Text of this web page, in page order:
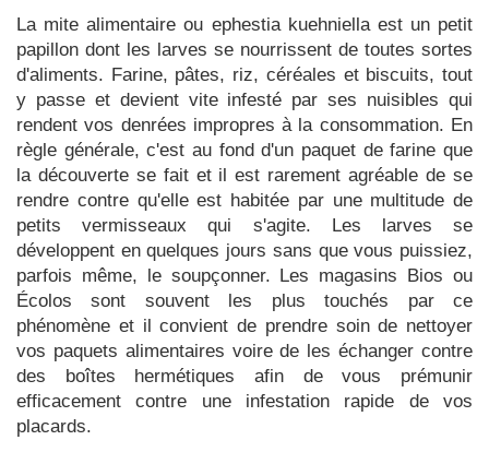
La mite alimentaire ou ephestia kuehniella est un petit
papillon dont les larves se nourrissent de toutes sortes
d'aliments. Farine, pâtes, riz, céréales et biscuits, tout
y passe et devient vite infesté par ses nuisibles qui
rendent vos denrées impropres à la consommation. En
règle générale, c'est au fond d'un paquet de farine que
la découverte se fait et il est rarement agréable de se
rendre contre qu'elle est habitée par une multitude de
petits vermisseaux qui s'agite. Les larves se
développent en quelques jours sans que vous puissiez,
parfois même, le soupçonner. Les magasins Bios ou
Écolos sont souvent les plus touchés par ce
phénomène et il convient de prendre soin de nettoyer
vos paquets alimentaires voire de les échanger contre
des boîtes hermétiques afin de vous prémunir
efficacement contre une infestation rapide de vos
placards.